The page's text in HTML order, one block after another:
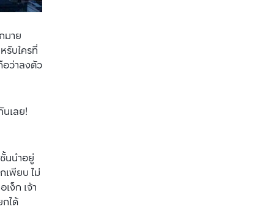
มาย
รับใครที่
อว่าลงตัว
นเลย!
นนำอยู่
เพียบ ไม่
ง็ก เจ้า
ได้